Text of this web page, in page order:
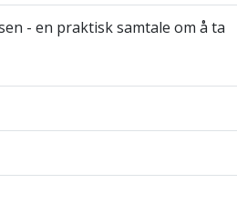
- en praktisk samtale om å ta